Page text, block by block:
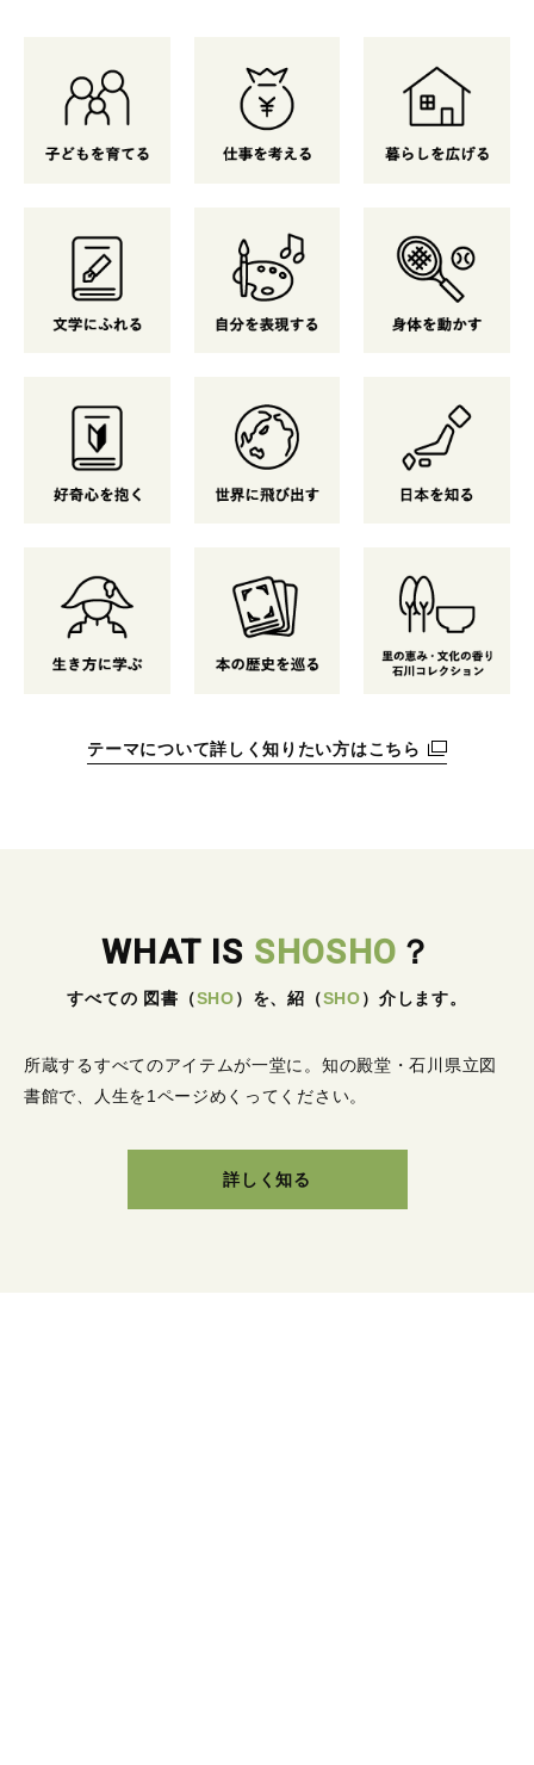
テーマについて詳しく知りたい方はこちら
WHAT IS SHOSHO ？
すべての 図書 （SHO） を、紹 （SHO） 介します。
所蔵するすべてのアイテムが一堂に。 知の殿堂・石川県立図
書館で、人生を1ページめくってください。
詳しく知る